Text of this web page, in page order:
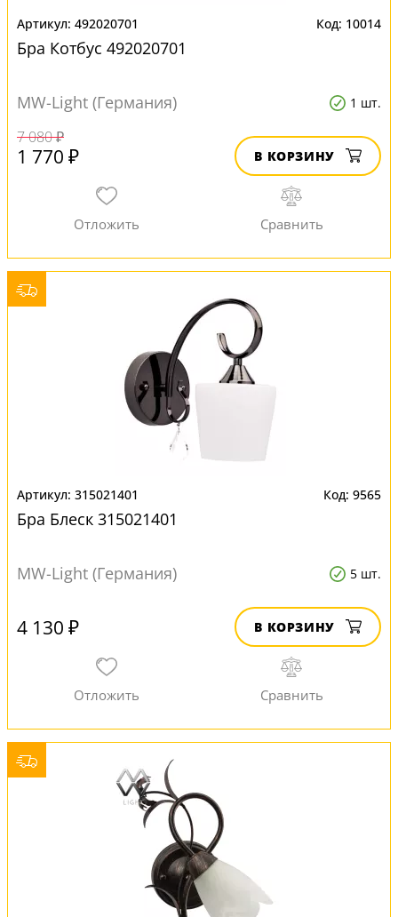
492020701 10014
Бра Котбус 492020701
MW-Light (Германия) 1 шт.
7 080 ₽
1 770 ₽ В КОРЗИНУ
315021401 9565
Бра Блеск 315021401
MW-Light (Германия) 5 шт.
4 130 ₽ В КОРЗИНУ